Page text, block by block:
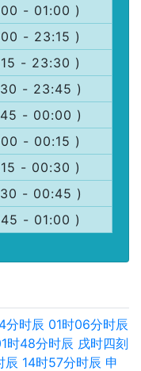
- 01:00 )
- 23:15 )
- 23:30 )
- 23:45 )
- 00:00 )
- 00:15 )
- 00:30 )
- 00:45 )
- 01:00 )
分时辰 01时06分时辰
时48分时辰 戌时四刻
辰 14时57分时辰 申